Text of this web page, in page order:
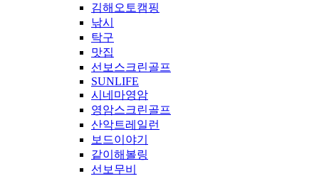
김해오토캠핑
낚시
탁구
맛집
선보스크린골프
SUNLIFE
시네마영암
영암스크린골프
산악트레일런
보드이야기
같이해볼링
선보무비